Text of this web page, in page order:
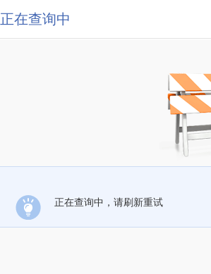
正在查询中
正在查询中，请刷新重试